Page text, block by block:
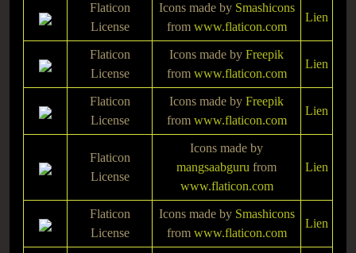
Flaticon
License
Icons made by Smashicons
from www.flaticon.com
Lien
Flaticon
License
Icons made by Freepik
from www.flaticon.com
Lien
Flaticon
License
Icons made by Freepik
from www.flaticon.com
Lien
Flaticon
License
Icons made by
mangsaabguru from
www.flaticon.com
Lien
Flaticon
License
Icons made by Smashicons
from www.flaticon.com
Lien